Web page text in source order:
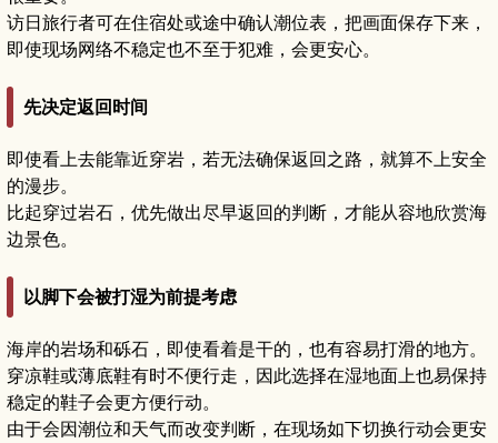
访日旅行者可在住宿处或途中确认潮位表，把画面保存下来，
即使现场网络不稳定也不至于犯难，会更安心。
先决定返回时间
即使看上去能靠近穿岩，若无法确保返回之路，就算不上安全
的漫步。
比起穿过岩石，优先做出尽早返回的判断，才能从容地欣赏海
边景色。
以脚下会被打湿为前提考虑
海岸的岩场和砾石，即使看着是干的，也有容易打滑的地方。
穿凉鞋或薄底鞋有时不便行走，因此选择在湿地面上也易保持
稳定的鞋子会更方便行动。
由于会因潮位和天气而改变判断，在现场如下切换行动会更安